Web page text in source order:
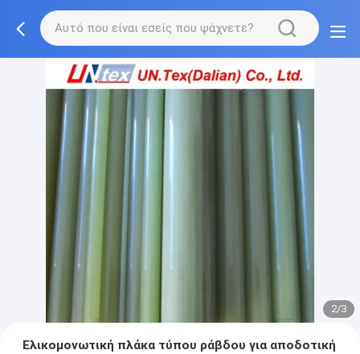
2/3
Ελικομονωτική πλάκα τύπου ράβδου για αποδοτική